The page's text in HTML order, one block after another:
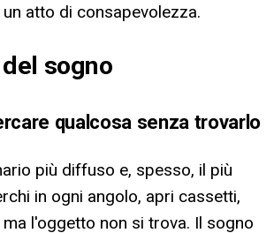
atto di consapevolezza.
sogno
qualcosa senza trovarlo
più diffuso e, spesso, il più
in ogni angolo, apri cassetti,
l'oggetto non si trova. Il sogno